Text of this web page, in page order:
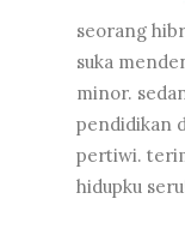
seorang
suka
minor.
pendidikan
pertiwi.
hidupku